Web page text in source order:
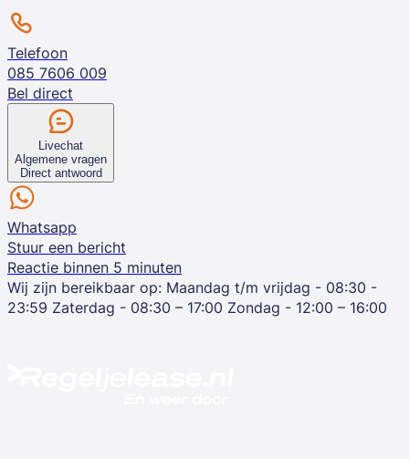
Telefoon
085 7606 009
Bel direct
Livechat
Algemene vragen
Direct antwoord
Whatsapp
Stuur een bericht
Reactie binnen 5 minuten
Wij zijn bereikbaar op: Maandag t/m vrijdag - 08:30 -
23:59 Zaterdag - 08:30 – 17:00 Zondag - 12:00 – 16:00